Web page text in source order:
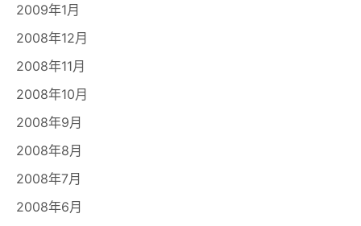
2009年1月
2008年12月
2008年11月
2008年10月
2008年9月
2008年8月
2008年7月
2008年6月